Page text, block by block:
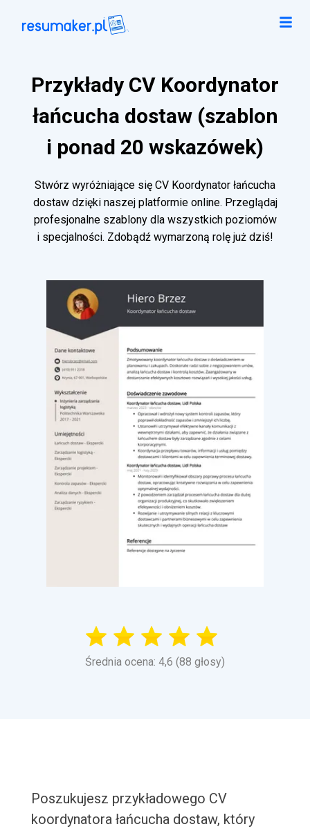
Przykłady CV Koordynator
łańcucha dostaw (szablon
i ponad 20 wskazówek)
Stwórz wyróżniające się CV Koordynator łańcucha
dostaw dzięki naszej platformie online. Przeglądaj
profesjonalne szablony dla wszystkich poziomów
i specjalności. Zdobądź wymarzoną rolę już dziś!
Średnia ocena: 4,6 (88 głosy)
Poszukujesz przykładowego CV
koordynatora łańcucha dostaw, który